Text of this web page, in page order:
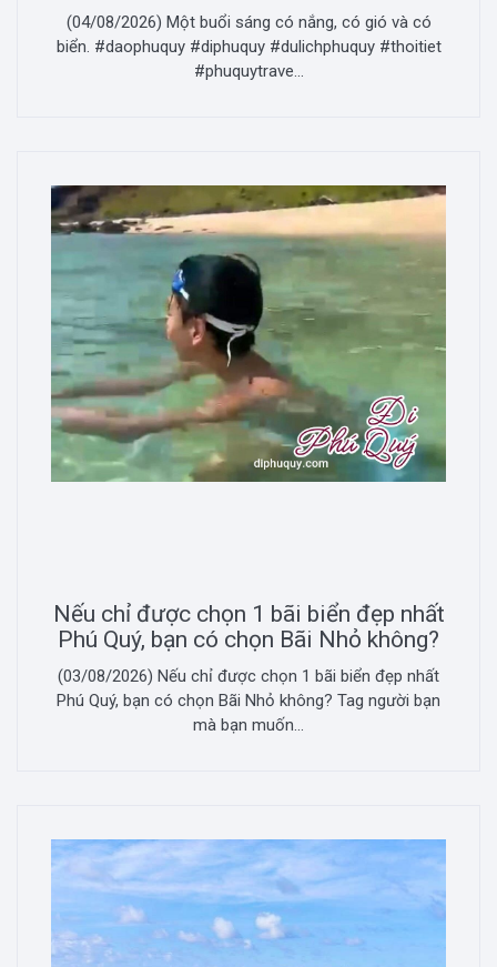
(04/08/2026) Một buổi sáng có nắng, có gió và có
biển. #daophuquy #diphuquy #dulichphuquy #thoitiet
#phuquytrave...
Nếu chỉ được chọn 1 bãi biển đẹp nhất
Phú Quý, bạn có chọn Bãi Nhỏ không?
(03/08/2026) Nếu chỉ được chọn 1 bãi biển đẹp nhất
Phú Quý, bạn có chọn Bãi Nhỏ không? Tag người bạn
mà bạn muốn...